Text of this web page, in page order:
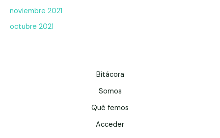
noviembre 2021
octubre 2021
Bitácora
Somos
Qué femos
Acceder